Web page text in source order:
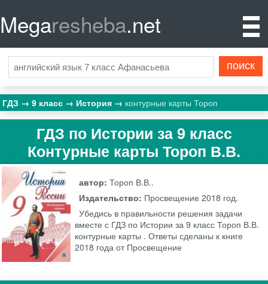
Megaresheba.net
ГДЗ 9 класс История контурные карты Тороп
ГДЗ по Истории за 9 класс
Контурные карты Тороп В.В.
автор:Тороп В.В..
Издательство: Просвещение 2018 год.
Убедись в правильности решения задачи
вместе с ГДЗ по Истории за 9 класс Тороп В.В.
контурные карты . Ответы сделаны к книге
2018 года от Просвещение